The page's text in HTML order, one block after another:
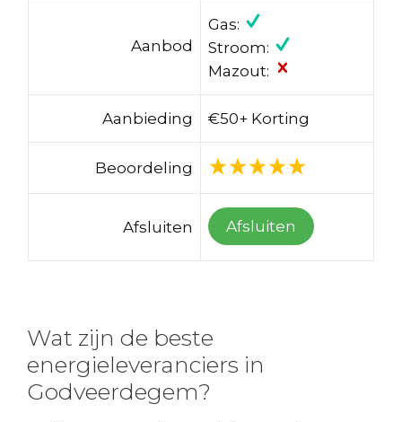
Aanbod
Gas:
Stroom:
Mazout:
Aanbieding €50+ Korting
Beoordeling
Afsluiten Afsluiten
Wat zijn de beste
energieleveranciers in
Godveerdegem?